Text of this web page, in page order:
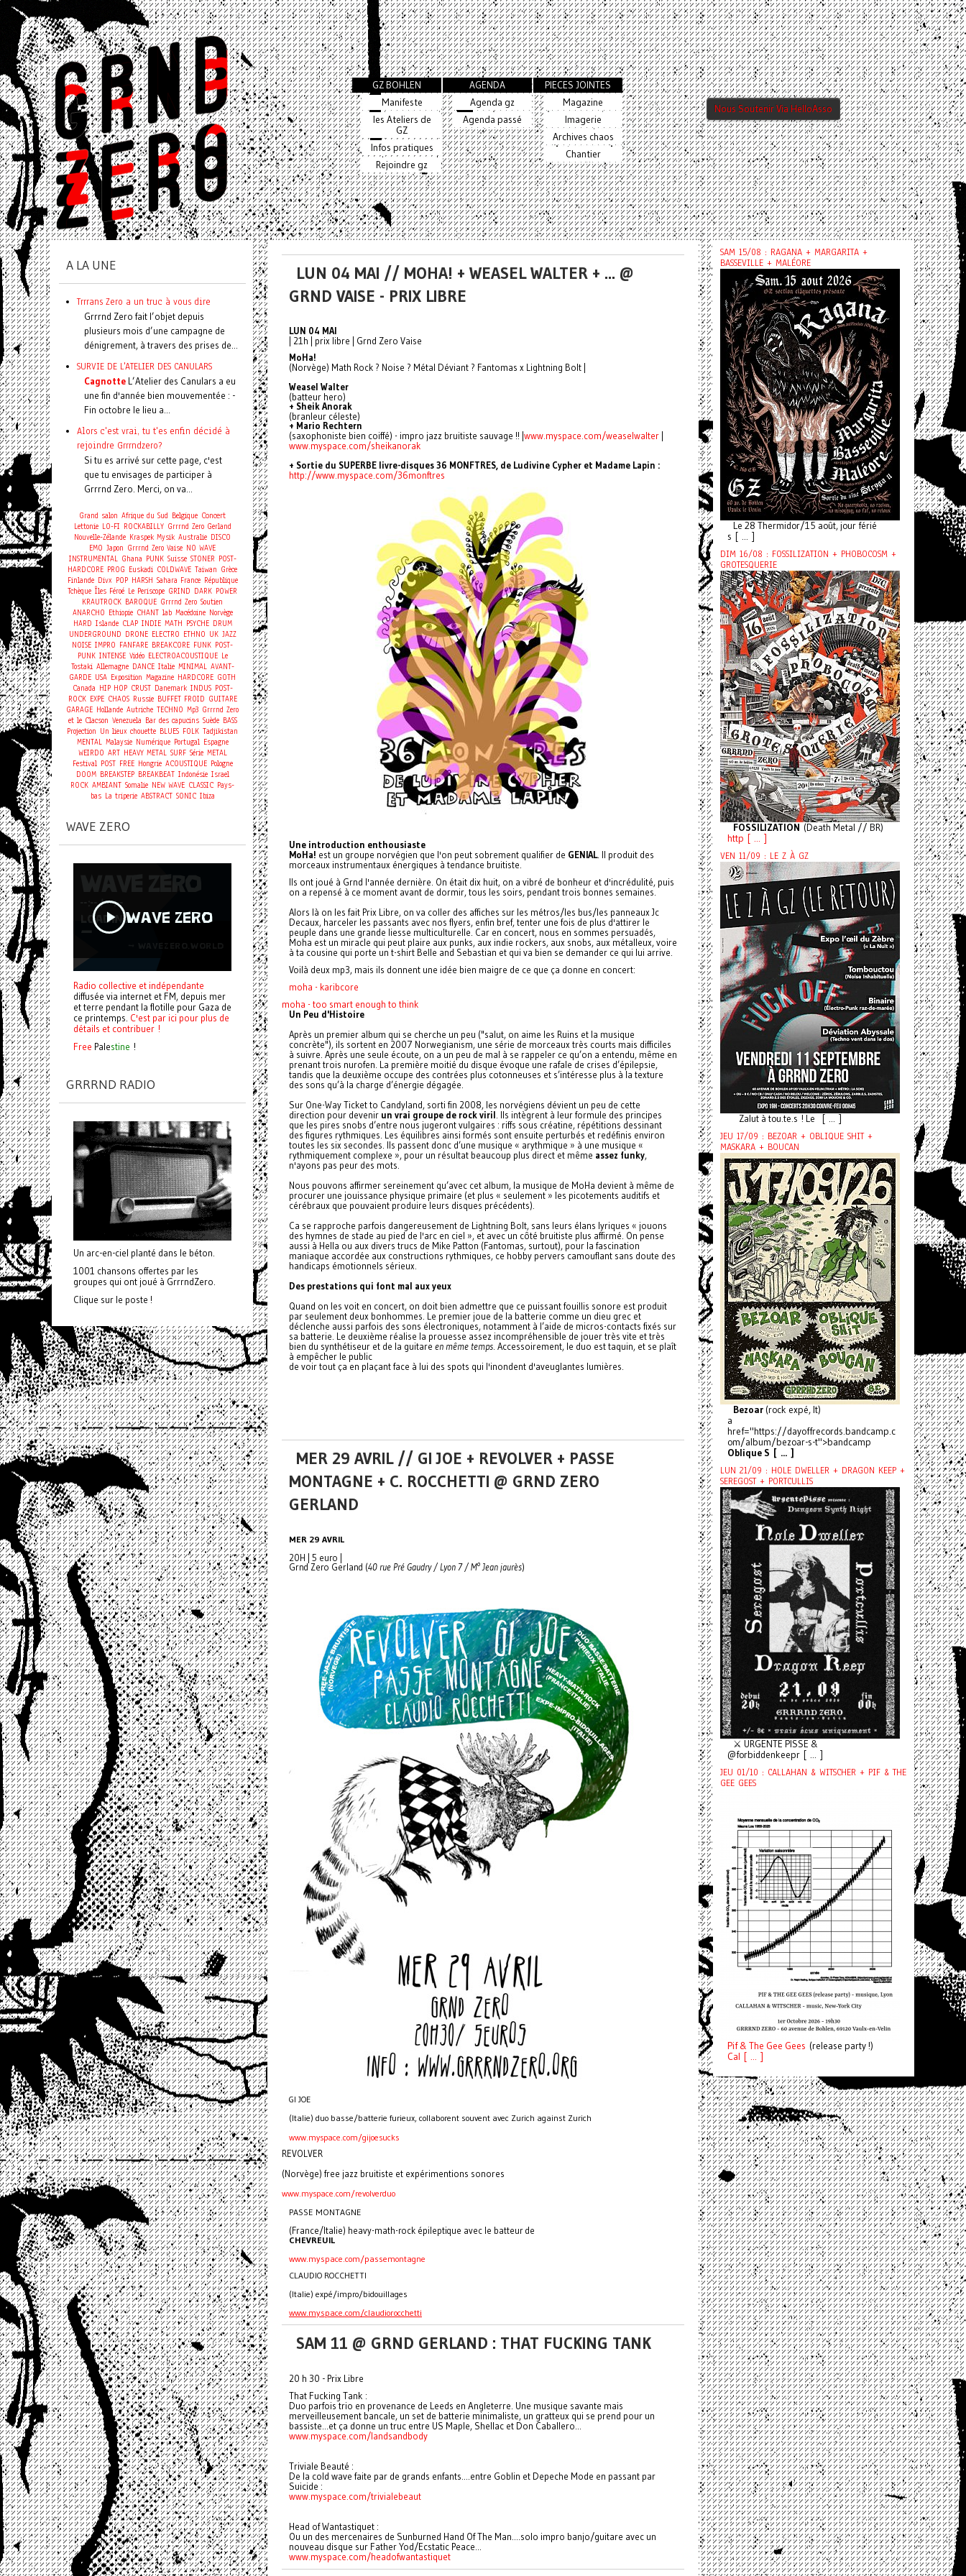
GZ BOHLEN
Manifeste
les Ateliers de
GZ
Infos pratiques
Rejoindre gz
AGENDA
Agenda gz
Agenda passé
PIECES JOINTES
Magazine
Imagerie
Archives chaos
Chantier
Nous Soutenir Via HelloAsso
LUN 04 MAI // MOHA! + WEASEL WALTER + ... @
GRND VAISE - PRIX LIBRE
LUN 04 MAI
| 21h | prix libre | Grnd Zero Vaise
MoHa!
(Norvège) Math Rock ? Noise ? Métal Déviant ? Fantomas x Lightning Bolt |
Weasel Walter
(batteur hero)
+ Sheik Anorak
(branleur céleste)
+ Mario Rechtern
(saxophoniste bien coiffé) - impro jazz bruitiste sauvage !! | www.myspace.com/weaselwalter
www.myspace.com/sheikanorak
+ Sortie du SUPERBE livre-disques 36 MONFTRES, de Ludivine Cypher et Madame Lapin :
http://www.myspace.com/36monftres
Une introduction enthousiaste
MoHa! est un groupe norvégien que l'on peut sobrement qualifier de GENIAL. Il produit des
morceaux instrumentaux énergiques à tendance bruitiste.
Ils ont joué à Grnd l'année dernière. On était dix huit, on a vibré de bonheur et d'incrédulité, puis
on a repensé à ce moment avant de dormir, tous les soirs, pendant trois bonnes semaines.
Alors là on les fait Prix Libre, on va coller des affiches sur les métros/les bus/les panneaux Jc
Decaux, harceler les passants avec nos flyers, enfin bref, tenter une fois de plus d'attirer le
peuple dans une grande liesse multiculturelle. Car en concert, nous en sommes persuadés,
Moha est un miracle qui peut plaire aux punks, aux indie rockers, aux snobs, aux métalleux, voire
à ta cousine qui porte un t-shirt Belle and Sebastian et qui va bien se demander ce qui lui arrive.
Voilà deux mp3, mais ils donnent une idée bien maigre de ce que ça donne en concert:
moha - karibcore
moha - too smart enough to think
Un Peu d'Histoire
Après un premier album qui se cherche un peu ("salut, on aime les Ruins et la musique
concrète"), ils sortent en 2007 Norwegianism, une série de morceaux très courts mais difficiles
à suivre. Après une seule écoute, on a un peu de mal à se rappeler ce qu’on a entendu, même en
prenant trois nurofen. La première moitié du disque évoque une rafale de crises d’épilepsie,
tandis que la deuxième occupe des contrées plus cotonneuses et s’intéresse plus à la texture
des sons qu’à la charge d’énergie dégagée.
Sur One-Way Ticket to Candyland, sorti fin 2008, les norvégiens dévient un peu de cette
direction pour devenir un vrai groupe de rock viril . Ils intègrent à leur formule des principes
que les pires snobs d’entre nous jugeront vulgaires : riffs sous créatine, répétitions dessinant
des figures rythmiques. Les équilibres ainsi formés sont ensuite perturbés et redéfinis environ
toutes les six secondes. Ils passent donc d’une musique « arythmique » à une musique «
rythmiquement complexe », pour un résultat beaucoup plus direct et même assez funky,
n'ayons pas peur des mots.
Nous pouvons affirmer sereinement qu’avec cet album, la musique de MoHa devient à même de
procurer une jouissance physique primaire (et plus « seulement » les picotements auditifs et
cérébraux que pouvaient produire leurs disques précédents).
Ca se rapproche parfois dangereusement de Lightning Bolt, sans leurs élans lyriques « jouons
des hymnes de stade au pied de l'arc en ciel », et avec un côté bruitiste plus affirmé. On pense
aussi à Hella ou aux divers trucs de Mike Patton (Fantomas, surtout), pour la fascination
maniaque accordée aux constructions rythmiques, ce hobby pervers camouflant sans doute des
handicaps émotionnels sérieux.
Des prestations qui font mal aux yeux
Quand on les voit en concert, on doit bien admettre que ce puissant fouillis sonore est produit
par seulement deux bonhommes. Le premier joue de la batterie comme un dieu grec et
déclenche aussi parfois des sons électroniques, notamment à l’aide de micros-contacts fixés sur
sa batterie. Le deuxième réalise la prouesse assez incompréhensible de jouer très vite et très
bien du synthétiseur et de la guitare en même temps . Accessoirement, le duo est taquin, et se plaît
à empêcher le public
de voir tout ça en plaçant face à lui des spots qui l'inondent d'aveuglantes lumières.
MER 29 AVRIL // GI JOE + REVOLVER + PASSE
MONTAGNE + C. ROCCHETTI @ GRND ZERO
GERLAND
MER 29 AVRIL
20H | 5 euro |
Grnd Zero Gerland (40 rue Pré Gaudry / Lyon 7 / M° Jean jaurès)
GI JOE
(Italie) duo basse/batterie furieux, collaborent souvent avec Zurich against Zurich
www.myspace.com/gijoesucks
REVOLVER
(Norvège) free jazz bruitiste et expérimentions sonores
www.myspace.com/revolverduo
PASSE MONTAGNE
(France/Italie) heavy-math-rock épileptique avec le batteur de
CHEVREUIL
www.myspace.com/passemontagne
CLAUDIO ROCCHETTI
(Italie) expé/impro/bidouillages
www.myspace.com/claudiorocchetti
SAM 11 @ GRND GERLAND : THAT FUCKING TANK
20 h 30 - Prix Libre
That Fucking Tank :
Duo parfois trio en provenance de Leeds en Angleterre. Une musique savante mais
merveilleusement bancale, un set de batterie minimaliste, un gratteux qui se prend pour un
bassiste...et ça donne un truc entre US Maple, Shellac et Don Caballero...
www.myspace.com/landsandbody
Triviale Beauté :
De la cold wave faite par de grands enfants....entre Goblin et Depeche Mode en passant par
Suicide :
www.myspace.com/trivialebeaut
Head of Wantastiquet :
Ou un des mercenaires de Sunburned Hand Of The Man....solo impro banjo/guitare avec un
nouveau disque sur Father Yod/Ecstatic Peace...
www.myspace.com/headofwantastiquet
A LA UNE
Trrrans Zero a un truc à vous dire
Grrrnd Zero fait l’objet depuis
plusieurs mois d’une campagne de
dénigrement, à travers des prises de...
SURVIE DE L'ATELIER DES CANULARS
Cagnotte L’Atelier des Canulars a eu
une fin d'année bien mouvementée : -
Fin octobre le lieu a...
Alors c'est vrai, tu t'es enfin décidé à
rejoindre Grrrndzero?
Si tu es arrivé sur cette page, c'est
que tu envisages de participer à
Grrrnd Zero. Merci, on va...
Grand salon Afrique du Sud Belgique Concert
Lettonie LO-FI ROCKABILLY Grrrnd Zero Gerland
Nouvelle-Zélande Kraspek Mysik Australie DISCO
EMO Japon Grrrnd Zero Vaise NO WAVE
INSTRUMENTAL Ghana PUNK Suisse STONER POST-
HARDCORE PROG Euskadi COLDWAVE Taiwan Grèce
Finlande Divx POP HARSH Sahara France République
Tchèque Îles Féroé Le Periscope GRIND DARK POWER
KRAUTROCK BAROQUE Grrrnd Zero Soutien
ANARCHO Ethiopie CHANT lab Macédoine Norvège
HARD Islande CLAP INDIE MATH PSYCHE DRUM
UNDERGROUND DRONE ELECTRO ETHNO UK JAZZ
NOISE IMPRO FANFARE BREAKCORE FUNK POST-
PUNK INTENSE Vidéo ELECTROACOUSTIQUE Le
Tostaki Allemagne DANCE Italie MINIMAL AVANT-
GARDE USA Exposition Magazine HARDCORE GOTH
Canada HIP HOP CRUST Danemark INDUS POST-
ROCK EXPE CHAOS Russie BUFFET FROID GUITARE
GARAGE Hollande Autriche TECHNO Mp3 Grrrnd Zero
et le Clacson Venezuela Bar des capucins Suède BASS
Projection Un lieux chouette BLUES FOLK Tadjikistan
MENTAL Malaysie Numérique Portugal Espagne
WEIRDO ART HEAVY METAL SURF Série METAL
Festival POST FREE Hongrie ACOUSTIQUE Pologne
DOOM BREAKSTEP BREAKBEAT Indonésie Israel
ROCK AMBIANT Somalie NEW WAVE CLASSIC Pays-
bas La triperie ABSTRACT SONIC Ibiza
WAVE ZERO
Radio collective et indépendante
diffusée via internet et FM, depuis mer
et terre pendant la flotille pour Gaza de
ce printemps. C'est par ici pour plus de
détails et contribuer !
Free Palestine !
GRRRND RADIO
Un arc-en-ciel planté dans le béton.
1001 chansons offertes par les
groupes qui ont joué à GrrrndZero.
Clique sur le poste !
SAM 15/08 : RAGANA + MARGARITA +
BASSEVILLE + MALÉORE
Le 28 Thermidor/15 août, jour férié
s [ ... ]
DIM 16/08 : FOSSILIZATION + PHOBOCOSM +
GROTESQUERIE
FOSSILIZATION (Death Metal // BR)
http [ ... ]
VEN 11/09 : LE Z À GZ
Zalut à tou.te.s ! Le [ ... ]
JEU 17/09 : BEZOAR + OBLIQUE SHIT +
MASKARA + BOUCAN
Bezoar (rock expé, It)
a
href="https://dayoffrecords.bandcamp.c
om/album/bezoar-s-t">bandcamp
Oblique S [ ... ]
LUN 21/09 : HOLE DWELLER + DRAGON KEEP +
SEREGOST + PORTCULLIS
⚔️ URGENTE PISSE &
@forbiddenkeepr [ ... ]
JEU 01/10 : CALLAHAN & WITSCHER + PIF & THE
GEE GEES
Pif& The Gee Gees (release party !)
Cal [ ... ]